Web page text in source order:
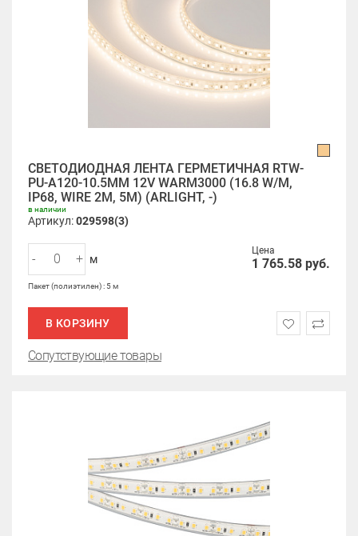
СВЕТОДИОДНАЯ ЛЕНТА ГЕРМЕТИЧНАЯ RTW-
PU-A120-10.5MM 12V WARM3000 (16.8 W/M,
IP68, WIRE 2M, 5M) (ARLIGHT, -)
в наличии
Артикул:029598(3)
Цена
1 765.58 руб.
- + м
Пакет (полиэтилен) : 5 м
В КОРЗИНУ
Сопутствующие товары